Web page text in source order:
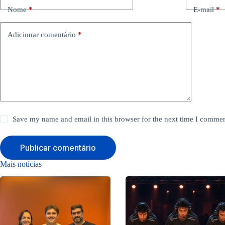
Nome* E-mail*
Adicionar comentário *
Save my name and email in this browser for the next time I
Publicar comentário
Mais notícias